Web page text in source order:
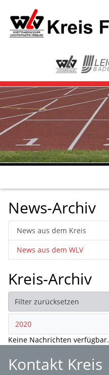
News-Archiv
News aus dem Kreis
News aus dem WLV
Kreis-Archiv
Filter zurücksetzen
2020
Keine Nachrichten verfügbar.
Kontakt Kreis